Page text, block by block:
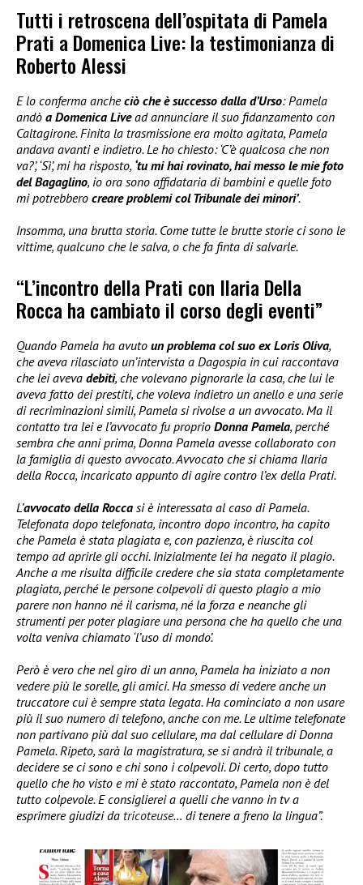
Tutti i retroscena dell’ospitata di Pamela
Prati a Domenica Live: la testimonianza di
Roberto Alessi
E lo conferma ancheciò che è successo dalla d’Urso: Pamela
andò a Domenica Livead annunciare il suo fidanzamento con
Caltagirone. Finita la trasmissione era molto agitata, Pamela
andava avanti e indietro. Le ho chiesto: ‘C’è qualcosa che non
va?’, ‘Sì’, mi ha risposto, ‘tu mi hai rovinato, hai messo le mie foto
del Bagaglino, io ora sono affidataria di bambini e quelle foto
mi potrebbero creare problemi col Tribunale dei minori’.
Insomma, una brutta storia. Come tutte le brutte storie ci sono le
vittime, qualcuno che le salva, o che fa finta di salvarle.
“L’incontro della Prati con Ilaria Della
Rocca ha cambiato il corso degli eventi”
Quando Pamela ha avuto un problema col suo ex Loris Oliva,
che aveva rilasciato un’intervista a Dagospia in cui raccontava
che lei aveva debiti, che volevano pignorarle la casa, che lui le
aveva fatto dei prestiti, che voleva indietro un anello e una serie
di recriminazioni simili, Pamela si rivolse a un avvocato. Ma il
contatto tra lei e l’avvocato fu proprio Donna Pamela, perché
sembra che anni prima, Donna Pamela avesse collaborato con
la famiglia di questo avvocato. Avvocato che si chiama Ilaria
della Rocca, incaricato appunto di agire contro l’ex della Prati.
L’avvocato della Rocca si è interessata al caso di Pamela.
Telefonata dopo telefonata, incontro dopo incontro, ha capito
che Pamela è stata plagiata e, con pazienza, è riuscita col
tempo ad aprirle gli occhi. Inizialmente lei ha negato il plagio.
Anche a me risulta difficile credere che sia stata completamente
plagiata, perché le persone colpevoli di questo plagio a mio
parere non hanno né il carisma, né la forza e neanche gli
strumenti per poter plagiare una persona che ha quello che una
volta veniva chiamato ‘l’uso di mondo’.
Però è vero che nel giro di un anno, Pamela ha iniziato a non
vedere più le sorelle, gli amici. Ha smesso di vedere anche un
truccatore cui è sempre stata legata. Ha cominciato a non usare
più il suo numero di telefono, anche con me. Le ultime telefonate
non partivano più dal suo cellulare, ma dal cellulare di Donna
Pamela. Ripeto, sarà la magistratura, se si andrà il tribunale, a
decidere se ci sono e chi sono i colpevoli. Di certo, dopo tutto
quello che ho visto e mi è stato raccontato, Pamela non è del
tutto colpevole. E consiglierei a quelli che vanno in tv a
esprimere giudizi da tricoteuse… di tenere a freno la lingua”.